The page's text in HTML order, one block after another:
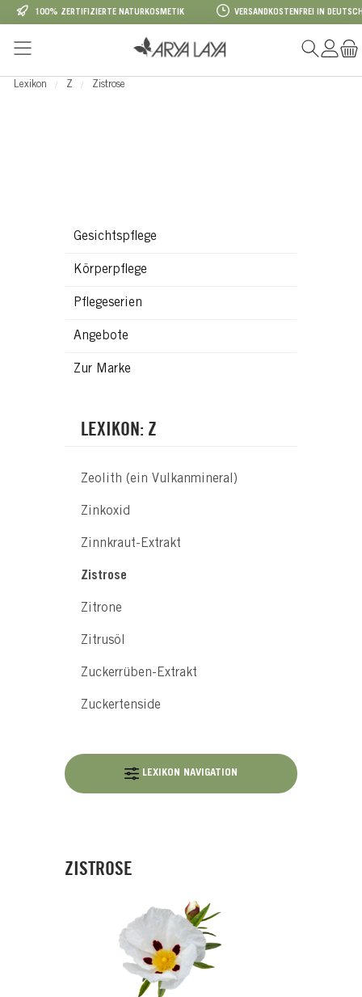
Zum Hauptinhalt springen
100% ZERTIFIZIERTE NATURKOSMETIK VERSANDKOSTENFREI IN
Lexikon Z Zistrose
Gesichtspflege
Körperpflege
Pflegeserien
Angebote
Zur Marke
LEXIKON: Z
Zeolith (ein Vulkanmineral)
Zinkoxid
Zinnkraut-Extrakt
Zistrose
Zitrone
Zitrusöl
Zuckerrüben-Extrakt
Zuckertenside
LEXIKON NAVIGATION
ZISTROSE